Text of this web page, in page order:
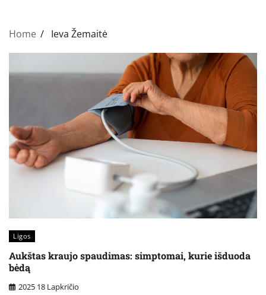
Home Ieva Žemaitė
Ligos
Aukštas kraujo spaudimas: simptomai, kurie išduoda
bėdą
2025 18 Lapkričio